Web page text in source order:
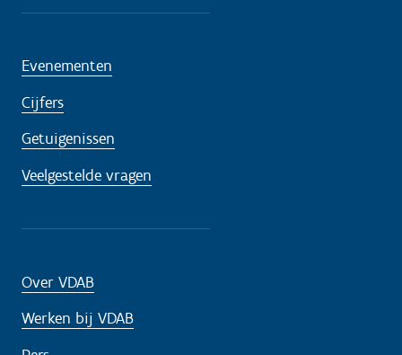
Evenementen
Cijfers
Getuigenissen
Veelgestelde vragen
Over VDAB
Werken bij VDAB